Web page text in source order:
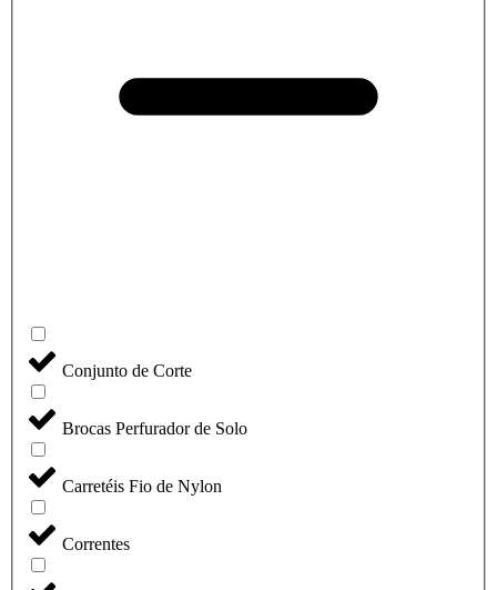
Conjunto de Corte
Brocas Perfurador de Solo
Carretéis Fio de Nylon
Correntes